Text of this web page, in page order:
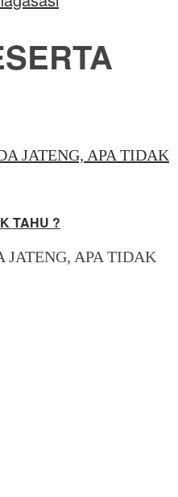
TAHU ?
APA TIDAK